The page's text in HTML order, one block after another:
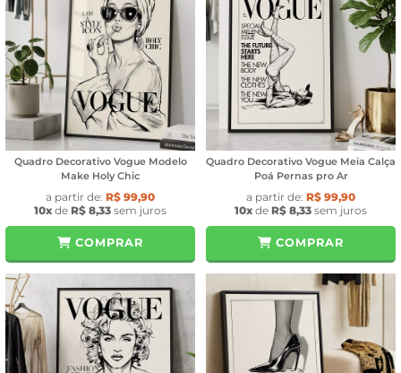
Quadro Decorativo Vogue Modelo
Make Holy Chic
a partir de: R$ 99,90
10x de R$ 8,33 sem juros
COMPRAR
Quadro Decorativo Vogue Meia Calça
Poá Pernas pro Ar
a partir de: R$ 99,90
10x de R$ 8,33 sem juros
COMPRAR